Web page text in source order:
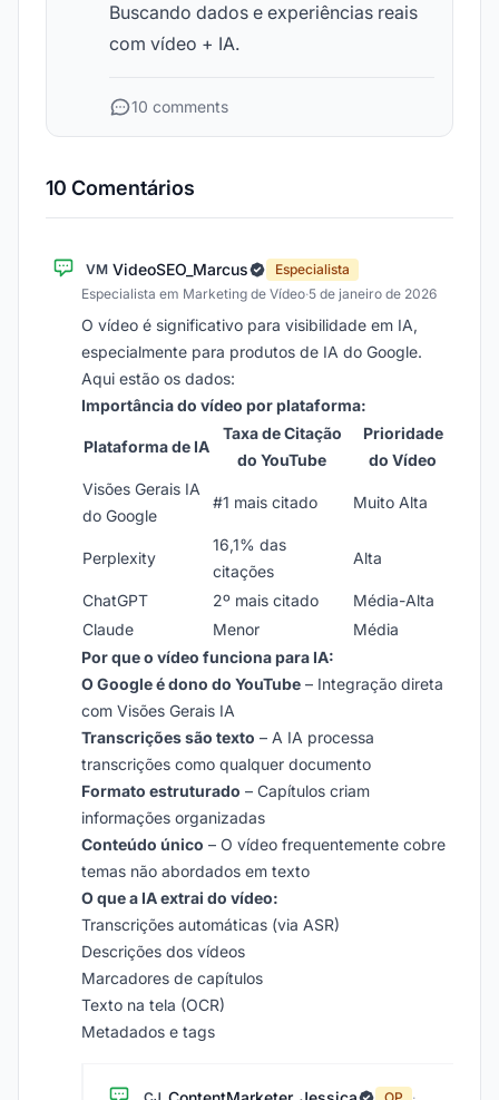
Buscando dados e experiências reais
com vídeo + IA.
10 comments
10 Comentários
VM VideoSEO_Marcus
Especialista
Especialista em Marketing de Vídeo·5 de janeiro de 2026
O vídeo é significativo para visibilidade em IA,
especialmente para produtos de IA do Google.
Aqui estão os dados:
Importância do vídeo por plataforma:
Plataforma de IA
Taxa de Citação
do YouTube
Prioridade
do Vídeo
Visões Gerais IA
do Google
#1 mais citado Muito Alta
Perplexity
16,1% das
citações
Alta
ChatGPT 2º mais citado
Média-Alta
Claude
Menor
Média
Por que o vídeo funciona para IA:
O Google é dono do YouTube – Integração direta
com Visões Gerais IA
Transcrições são texto – A IA processa
transcrições como qualquer documento
Formato estruturado – Capítulos criam
informações organizadas
Conteúdo único – O vídeo frequentemente cobre
temas não abordados em texto
O que a IA extrai do vídeo:
Transcrições automáticas (via ASR)
Descrições dos vídeos
Marcadores de capítulos
Texto na tela (OCR)
Metadados e tags